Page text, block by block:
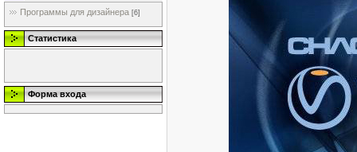
Программы для дизайнера [6]
Статистика
Форма входа